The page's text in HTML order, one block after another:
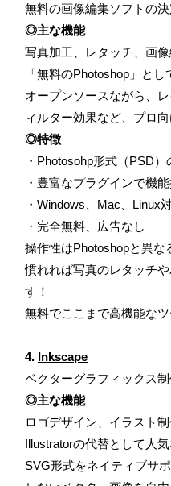
無料の画像編集ソフトの
◎主な機能
写真加工、レタッチ、画
「無料のPhotoshop」と
オープンソースながら、
ィルター効果など、プロ
◎特徴
・Photosohp形式（PSD
・豊富なプラグインで機
・Windows、Mac、Linux
・完全無料、広告なし
操作性はPhotoshopと異な
慣れれば写真のレタッチ
す！
無料でここまで高機能なツ
4. Inkscape
ベクターグラフィックス
◎主な機能
ロゴデザイン、イラスト
Illustratorの代替として人
SVG形式をネイティブサ